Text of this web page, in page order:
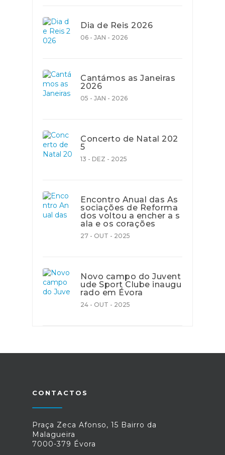
Dia de Reis 2026
06 - JAN - 2026
Cantámos as Janeiras
2026
05 - JAN - 2026
Concerto de Natal 202
5
13 - DEZ - 2025
Encontro Anual das As
sociações de Reforma
dos voltou a encher a s
ala e os corações
27 - OUT - 2025
Novo campo do Juvent
ude Sport Clube inaugu
rado em Évora
24 - OUT - 2025
CONTACTOS
Praça Zeca Afonso, 15 Bairro da
Malagueira
7000-379 Évora